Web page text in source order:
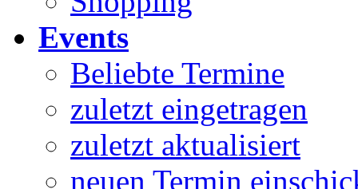
Events
Beliebte Termine
zuletzt eingetragen
zuletzt aktualisiert
neuen Termin